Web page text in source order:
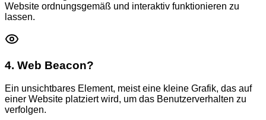
Website ordnungsgemäß und interaktiv funktionieren zu
lassen.
4. Web Beacon?
Ein unsichtbares Element, meist eine kleine Grafik, das auf
einer Website platziert wird, um das Benutzerverhalten zu
verfolgen.